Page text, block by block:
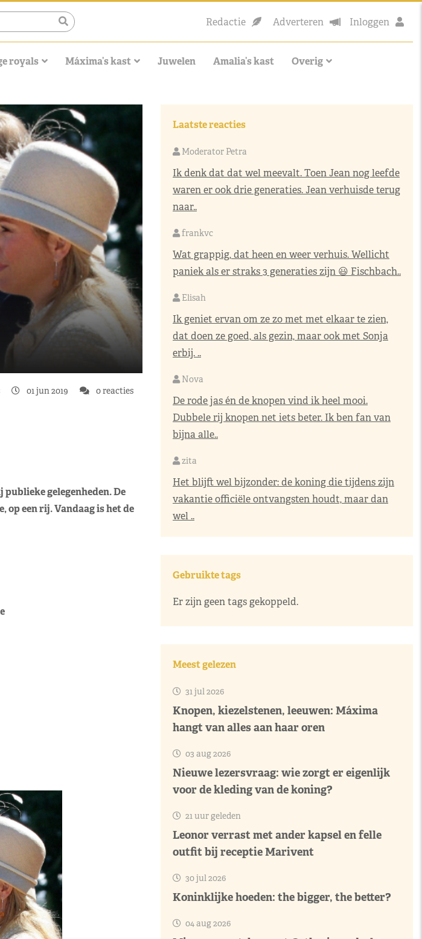
Redactie Adverteren Inloggen
royals Máxima’s kast Juwelen Amalia’s kast Overig
01 jun 2019 0 reacties
gelegenheden. De
op een rij. Vandaag is het de
Laatste reacties
Moderator Petra
Ik denk dat dat wel meevalt. Toen Jean nog leefde
waren er ook drie generaties. Jean verhuisde terug
naar..
frankvc
Wat grappig, dat heen en weer verhuis. Wellicht
paniek als er straks 3 generaties zijn 😃 Fischbach..
Elisah
Ik geniet ervan om ze zo met met elkaar te zien,
dat doen ze goed, als gezin, maar ook met Sonja
erbij. ..
Nova
De rode jas én de knopen vind ik heel mooi.
Dubbele rij knopen net iets beter. Ik ben fan van
bijna alle..
zita
Het blijft wel bijzonder: de koning die tijdens zijn
vakantie officiële ontvangsten houdt, maar dan
wel ..
Gebruikte tags
Er zijn geen tags gekoppeld.
Meest gelezen
31 jul 2026
Knopen, kiezelstenen, leeuwen: Máxima
hangt van alles aan haar oren
03 aug 2026
Nieuwe lezersvraag: wie zorgt er eigenlijk
voor de kleding van de koning?
21 uur geleden
Leonor verrast met ander kapsel en felle
outfit bij receptie Marivent
30 jul 2026
Koninklijke hoeden: the bigger, the better?
04 aug 2026